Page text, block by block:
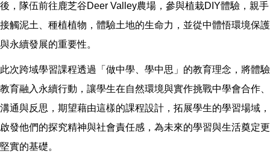
後，隊伍前往鹿芝谷Deer Valley農場，參與植栽DIY體驗，親手
接觸泥土、種植植物，體驗土地的生命力，並從中體悟環境保護
與永續發展的重要性。
此次跨域學習課程透過「做中學、學中思」的教育理念，將體驗
教育融入永續行動，讓學生在自然環境與實作挑戰中學會合作、
溝通與反思，期望藉由這樣的課程設計，拓展學生的學習場域，
啟發他們的探究精神與社會責任感，為未來的學習與生活奠定更
堅實的基礎。